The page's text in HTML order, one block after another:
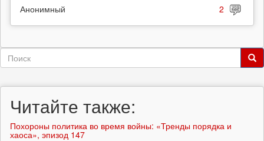
Анонимный 2
Форма
Читайте также:
Похороны политика во время войны: «Тренды порядка и
хаоса», эпизод 147